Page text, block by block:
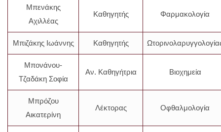
Μπενάκης
Αχιλλέας
Καθηγητής Φαρμακολογία
Μπιζάκης Ιωάννης Καθηγητής
Μπονάνου-
Τζαδάκη Σοφία
Αν. Καθηγήτρια Βιοχημεία
Μπρόζου
Αικατερίνη
Λέκτορας Οφθαλμολογία